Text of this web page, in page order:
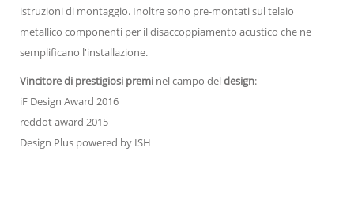
istruzioni di montaggio. Inoltre sono pre-montati sul telaio
metallico componenti per il disaccoppiamento acustico che ne
semplificano l'installazione.
Vincitore di prestigiosi premi nel campo deldesign:
iF Design Award 2016
reddot award 2015
Design Plus powered by ISH